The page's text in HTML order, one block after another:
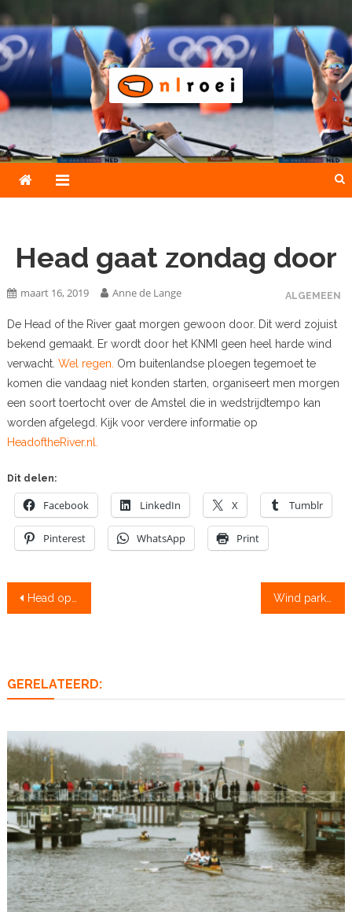
to
content
NLroei
Roeinieuws Nieuws en achtergronden over roeien
Head gaat zondag door
ALGEMEEN
maart 16, 2019 Anne de Lange
De Head of the River gaat morgen gewoon door. Dit werd zojuist
bekend gemaakt. Er wordt door het KNMI geen heel harde wind
verwacht. Wel regen. Om buitenlandse ploegen tegemoet te
komen die vandaag niet konden starten, organiseert men morgen
een soort toertocht over de Amstel die in wedstrijdtempo kan
worden afgelegd. Kijk voor verdere informatie op
HeadoftheRiver.nl.
Dit delen:
Facebook LinkedIn X Tumblr
Pinterest WhatsApp Print
Bericht
Head op losse schroeven Wind parkeert Franse botenwagen op de vangrail
GERELATEERD: